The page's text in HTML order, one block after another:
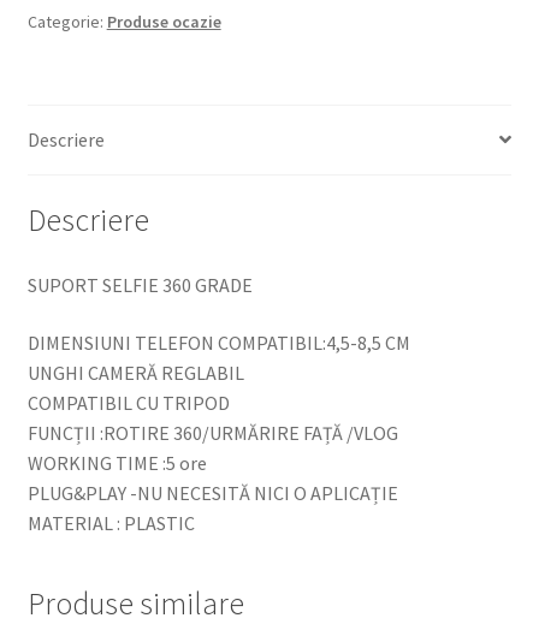
GRADE
Categorie: Produse ocazie
Descriere
Descriere
SUPORT SELFIE 360 GRADE
DIMENSIUNI TELEFON COMPATIBIL:4,5-8,5 CM
UNGHI CAMERĂ REGLABIL
COMPATIBIL CU TRIPOD
FUNCȚII :ROTIRE 360/URMĂRIRE FAȚĂ /VLOG
WORKING TIME :5 ore
PLUG&PLAY -NU NECESITĂ NICI O APLICAȚIE
MATERIAL : PLASTIC
Produse similare